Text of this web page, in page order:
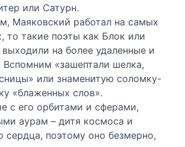
или Сатурн.
Маяковский работал на самых
то такие поэты как Блок или
на более удаленные и
Вспомним «зашептали шелка,
или знаменитую соломку-
«блаженных слов».
с его орбитами и сферами,
аурам – дитя космоса и
сердца, поэтому оно безмерно,